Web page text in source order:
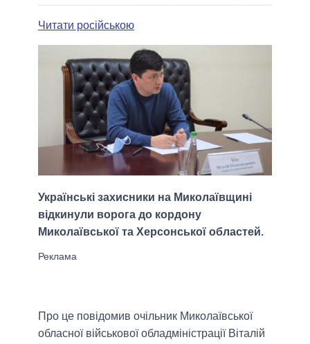
Читати російською
Українські захисники на Миколаївщині
відкинули ворога до кордону
Миколаївської та Херсонської областей.
Про це повідомив очільник Миколаївської
обласної військової обладміністрації Віталій